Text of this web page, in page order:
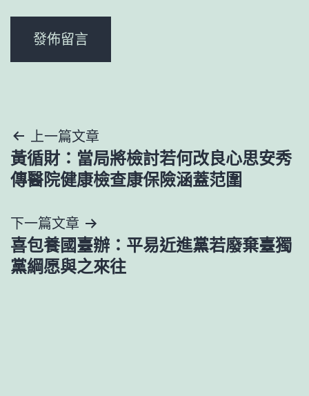
文
章
覽
上一篇文章
黃循財：當局將檢討若何改良心思安秀
傳醫院健康檢查康保險涵蓋范圍
下一篇文章
喜包養國臺辦：平易近進黨若廢棄臺獨
黨綱愿與之來往